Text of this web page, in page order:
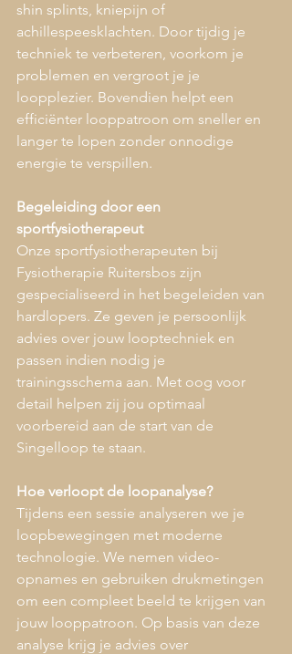
shin splints, kniepijn of
achillespeesklachten. Door tijdig je
techniek te verbeteren, voorkom je
problemen en vergroot je je
loopplezier. Bovendien helpt een
efficiënter looppatroon om sneller en
langer te lopen zonder onnodige
energie te verspillen.
Begeleiding door een
sportfysiotherapeut
Onze sportfysiotherapeuten bij
Fysiotherapie Ruitersbos zijn
gespecialiseerd in het begeleiden van
hardlopers. Ze geven je persoonlijk
advies over jouw looptechniek en
passen indien nodig je
trainingsschema aan. Met oog voor
detail helpen zij jou optimaal
voorbereid aan de start van de
Singelloop te staan.
Hoe verloopt de loopanalyse?
Tijdens een sessie analyseren we je
loopbewegingen met moderne
technologie. We nemen video-
opnames en gebruiken drukmetingen
om een compleet beeld te krijgen van
jouw looppatroon. Op basis van deze
analyse krijg je advies over